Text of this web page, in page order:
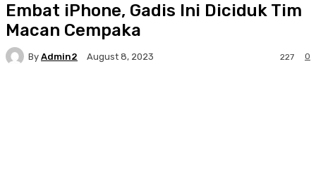
Embat iPhone, Gadis Ini Diciduk Tim
Macan Cempaka
By Admin2 August 8, 2023 0
227